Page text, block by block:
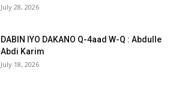
July 28, 2026
DABIN IYO DAKANO Q-4aad W-Q : Abdulle
Abdi Karim
July 18, 2026